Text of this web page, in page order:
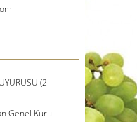
(2.
Genel Kurul